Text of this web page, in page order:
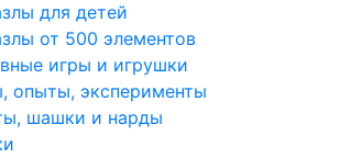
для детей
от 500 элементов
игры и игрушки
опыты, эксперименты
шашки и нарды